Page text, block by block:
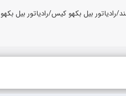
رادیاتور بیل بکهو کیس/رادیاتور بیل